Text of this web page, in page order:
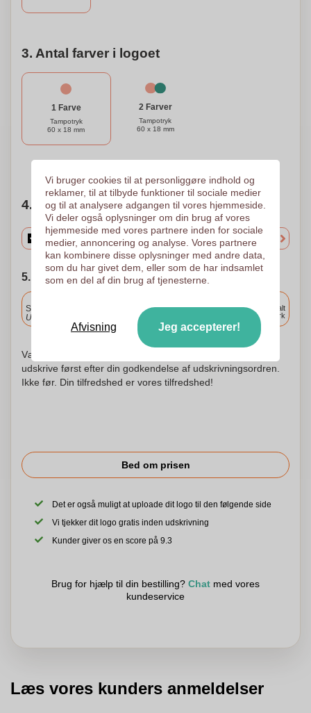
3. Antal farver i logoet
1 Farve
Tampotryk
60 x 18 mm
2 Farver
Tampotryk
60 x 18 mm
4. Vælg mængden
5. Vælg forsendelsesdato
Standard levering
Upload og godkend dine filer i morgen før 9:30.
Levering overalt
i Danmark
Vær ikke urolig! Vi kontrollerer hvert logo og begynder at
udskrive først efter din godkendelse af udskrivningsordren.
Ikke før. Din tilfredshed er vores tilfredshed!
Bed om prisen
Det er også muligt at uploade dit logo til den følgende side
Vi tjekker dit logo gratis inden udskrivning
Kunder giver os en score på 9.3
Brug for hjælp til din bestilling? Chat med vores
kundeservice
Læs vores kunders anmeldelser
Vi bruger cookies til at personliggøre indhold og
reklamer, til at tilbyde funktioner til sociale medier
og til at analysere adgangen til vores hjemmeside.
Vi deler også oplysninger om din brug af vores
hjemmeside med vores partnere inden for sociale
medier, annoncering og analyse. Vores partnere
kan kombinere disse oplysninger med andre data,
som du har givet dem, eller som de har indsamlet
som en del af din brug af tjenesterne.
Afvisning Jeg accepterer!